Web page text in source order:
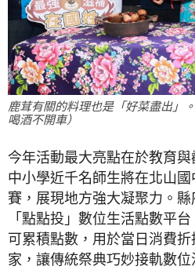
鹿茸有關的料理也是「好菜盡出」
喝酒不開車）
今年活動最大亮點在於教育
中小學近千名師生將在北山
賽，展現地方強大凝聚力。
「點點投」數位生活點數平
可累積點數，用於當日消費
家，讓傳統祭典巧妙接軌數位